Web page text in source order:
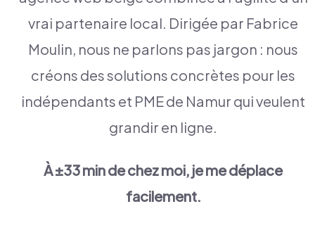
vrai partenaire local. Dirigée par Fabrice
Moulin, nous ne parlons pas jargon : nous
créons des solutions concrètes pour les
indépendants et PME de Namur qui veulent
grandir en ligne.
À ±33 min de chez moi, je me déplace
facilement.